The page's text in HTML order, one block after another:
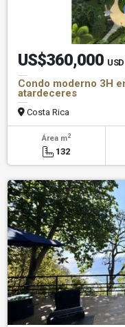
US$360,000 USD
Condo moderno 3H
atardeceres
Costa Rica
Área m2
132